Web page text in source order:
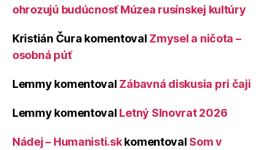
ohrozujú budúcnosť Múzea rusínskej kultúry
Kristián Čura komentoval Zmysel a ničota –
osobná púť
Lemmy komentoval Zábavná diskusia pri čaji
Lemmy komentoval Letný Slnovrat 2026
Nádej – Humanisti.skkomentoval Som v